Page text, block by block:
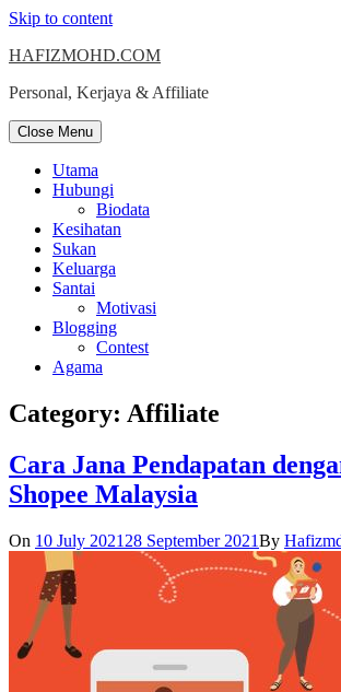
Skip to content
HAFIZMOHD.COM
Personal, Kerjaya & Affiliate
Close Menu
Utama
Hubungi
Biodata
Kesihatan
Sukan
Keluarga
Santai
Motivasi
Blogging
Contest
Agama
Category: Affiliate
Cara Jana Pendapatan
Shopee Malaysia
On 10 July 2021 28 September 2021By